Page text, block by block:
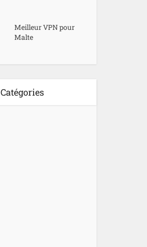
Meilleur VPN pour
Malte
Catégories